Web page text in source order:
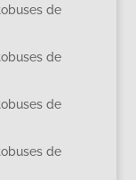
de
de
de
de